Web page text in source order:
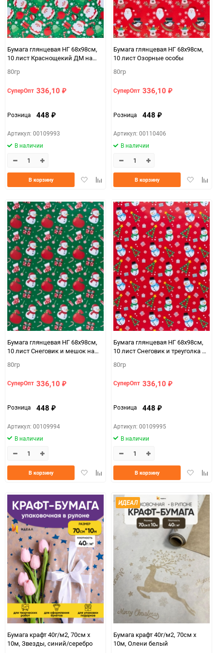
Бумага глянцевая НГ 68х98см,
10 лист Краснощекий ДМ на
80гр
СуперОпт 336,10 ₽
Розница 448 ₽
Артикул: 00109993
В наличии
ДобавитьДобавить
В корзину
Бумага глянцевая НГ 68х98см,
10 лист Озорные особы
80гр
СуперОпт 336,10 ₽
Розница 448 ₽
Артикул: 00110406
В наличии
Добавить
В корзину
Бумага глянцевая НГ 68х98см,
10 лист Снеговик и мешок на
80гр
СуперОпт 336,10 ₽
Розница 448 ₽
Артикул: 00109994
В наличии
ДобавитьДобавить
В корзину
Бумага глянцевая НГ 68х98см,
10 лист Снеговик и треуголка на
80гр
СуперОпт 336,10 ₽
Розница 448 ₽
Артикул: 00109995
В наличии
Добавить
В корзину
Бумага крафт 40г/м2, 70см x
10м, Звезды, синий/серебро
ИДЕАЛ
Бумага крафт 40г/м2, 70см x
10м, Олени белый